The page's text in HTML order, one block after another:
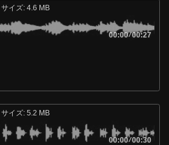
サイズ: 4.6 MB
00:00/00:27
サイズ: 5.2 MB
00:00/00:30